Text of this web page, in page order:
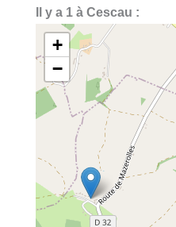
Il y a 1 à Cescau :
+
−